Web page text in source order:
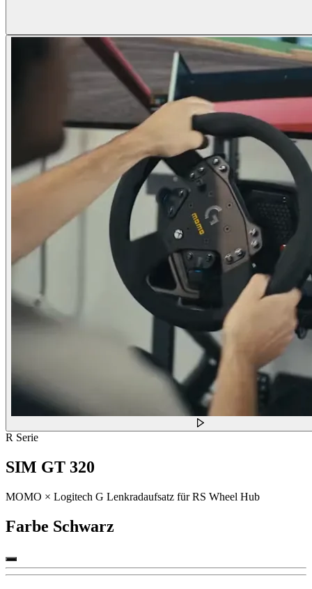
R Serie
SIM GT 320
MOMO × Logitech G Lenkradaufsatz für RS Wheel Hub
Farbe Schwarz